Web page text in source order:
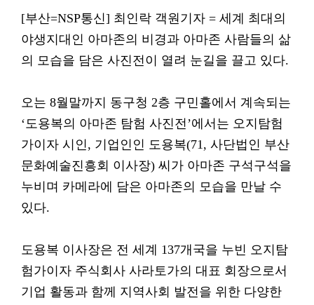
[부산=NSP통신] 최인락 객원기자 = 세계 최대의
야생지대인 아마존의 비경과 아마존 사람들의 삶
의 모습을 담은 사진전이 열려 눈길을 끌고 있다.
오는 8월말까지 동구청 2층 구민홀에서 계속되는
‘도용복의 아마존 탐험 사진전’에서는 오지탐험
가이자 시인, 기업인인 도용복(71, 사단법인 부산
문화예술진흥회 이사장) 씨가 아마존 구석구석을
누비며 카메라에 담은 아마존의 모습을 만날 수
있다.
도용복 이사장은 전 세계 137개국을 누빈 오지탐
험가이자 주식회사 사라토가의 대표 회장으로서
기업 활동과 함께 지역사회 발전을 위한 다양한